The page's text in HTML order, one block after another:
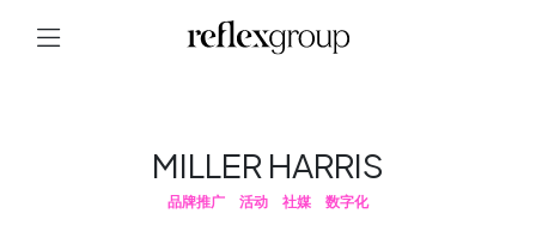
MILLER HARRIS
品牌推广 活动 社媒 数字化